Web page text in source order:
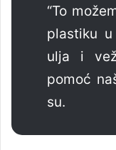
“To
plastiku
ulja i
pomoć
su.